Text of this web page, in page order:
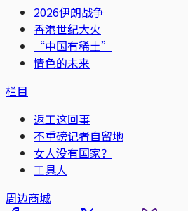
2026伊朗战争
香港世纪大火
“中国有稀土”
情色的未来
栏目
返工这回事
不重磅记者自留地
女人没有国家？
工具人
周边商城